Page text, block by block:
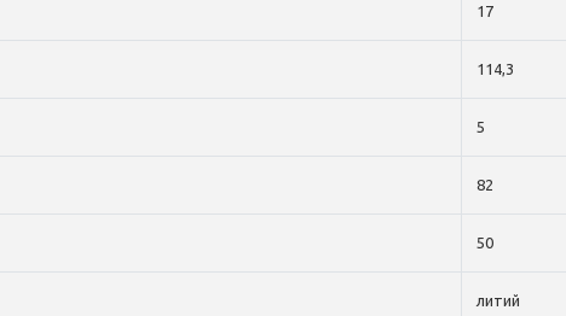
17
114,3
5
82
50
литий